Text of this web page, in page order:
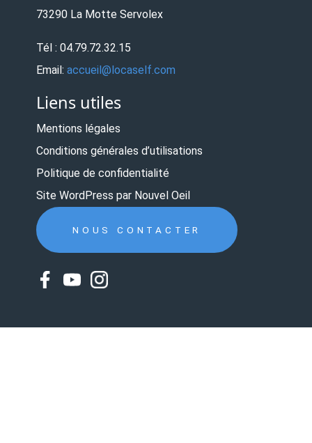
73290 La Motte Servolex
Tél : 04.79.72.32.15
Email: accueil@locaself.com
Liens utiles
Mentions légales
Conditions générales d’utilisations
Politique de confidentialité
Site WordPress par Nouvel Oeil
NOUS CONTACTER